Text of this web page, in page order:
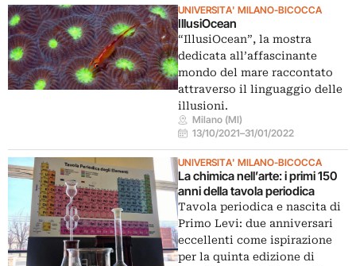
UNIVERSITA' MILANO-BICOCCA
IllusiOcean
“IllusiOcean”, la mostra
dedicata all’affascinante
mondo del mare raccontato
attraverso il linguaggio delle
illusioni.
Milano (MI)
13/10/2021–31/01/2022
UNIVERSITA' MILANO-BICOCCA
La chimica nell’arte: i primi 150
anni della tavola periodica
Tavola periodica e nascita di
Primo Levi: due anniversari
eccellenti come ispirazione
per la quinta edizione di